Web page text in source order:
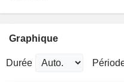
Graphique
Durée